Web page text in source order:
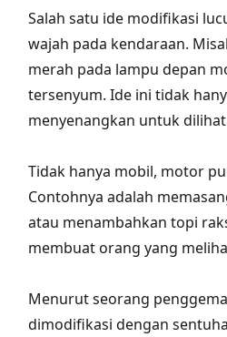
Salah satu ide modifikasi
wajah pada kendaraan.
merah pada lampu depan
tersenyum. Ide ini tidak
menyenangkan untuk
Tidak hanya mobil, motor
Contohnya adalah
atau menambahkan topi
membuat orang yang
Menurut seorang
dimodifikasi dengan